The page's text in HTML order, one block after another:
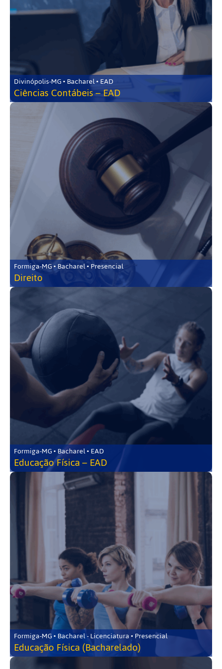
Divinópolis-MG • Bacharel • EAD
Ciências Contábeis – EAD
Formiga-MG • Bacharel • Presencial
Direito
Formiga-MG • Bacharel • EAD
Educação Física – EAD
Formiga-MG • Bacharel - Licenciatura • Presencial
Educação Física (Bacharelado)